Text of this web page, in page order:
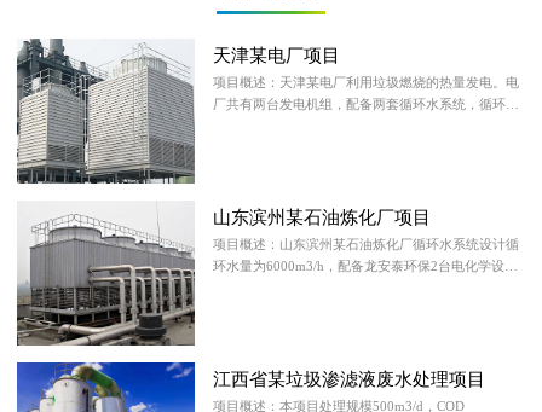
天津某电厂项目
项目概述：天津某电厂利用垃圾燃烧的热量发电。电
厂共有两台发电机组，配备两套循环水系统，循环水
山东滨州某石油炼化厂项目
项目概述：山东滨州某石油炼化厂循环水系统设计循
环水量为6000m3/h，配备龙安泰环保2台电化学设备
江西省某垃圾渗滤液废水处理项目
项目概述：本项目处理规模500m3/d，COD